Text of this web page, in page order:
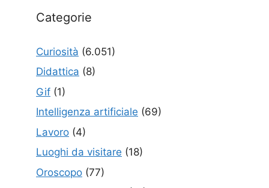
Categorie
Curiosità (6.051)
Didattica (8)
Gif (1)
Intelligenza artificiale (69)
Lavoro (4)
Luoghi da visitare (18)
Oroscopo (77)